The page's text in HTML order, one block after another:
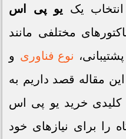
یک یو پی اس
مختلفی مانند
نوع فناوری و
مقاله قصد داریم به
کلیدی خرید یو پی اس
را برای نیازهای خود